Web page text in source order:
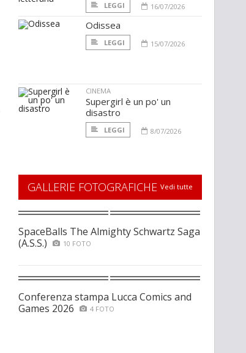
LEGGI 16/07/2026
Odissea
LEGGI 15/07/2026
CINEMA
Supergirl è un po' un
disastro
LEGGI 8/07/2026
GALLERIE FOTOGRAFICHE Vedi tutte
SpaceBalls The Almighty Schwartz Saga
(A.S.S.)
10 FOTO
Conferenza stampa Lucca Comics and
Games 2026
4 FOTO